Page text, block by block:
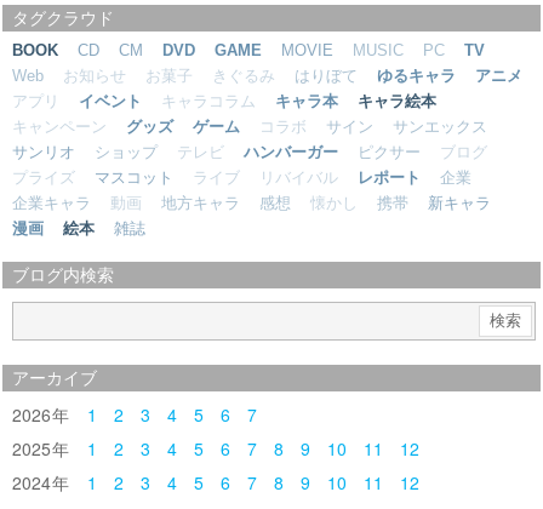
タグクラウド
BOOK CD CM DVD GAME MOVIE MUSIC PC
TV
Web
お知らせ お菓子 きぐるみ はりぼて ゆるキャラ
アニメ
アプリ
イベント キャラコラム キャラ本
キャラ絵本
キャンペーン
グッズ ゲーム コラボ サイン
サンエックス
サンリオ
ショップ テレビ ハンバーガー ピクサー
ブログ
プライズ
マスコット ライブ リバイバル レポート
企業
企業キャラ
動画 地方キャラ 感想 懐かし 携帯
新キャラ
漫画
絵本 雑誌
ブログ内検索
アーカイブ
2026 1 2 3 4 5 6
7
2025
1 2 3 4 5 6 7 8 9 10 11
12
2024
1 2 3 4 5 6 7 8 9 10 11
12